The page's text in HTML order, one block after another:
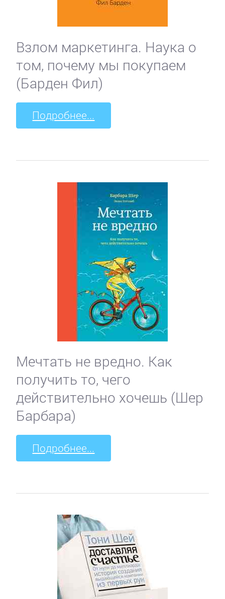
Взлом маркетинга. Наука о
том, почему мы покупаем
(Барден Фил)
Подробнее...
Мечтать не вредно. Как
получить то, чего
действительно хочешь (Шер
Барбара)
Подробнее...